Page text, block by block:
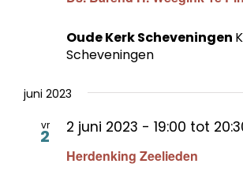
Oude Kerk Scheveningen
Scheveningen
juni 2023
vr
2
Herdenking Zeelieden
2 juni 2023 - 19:00 tot